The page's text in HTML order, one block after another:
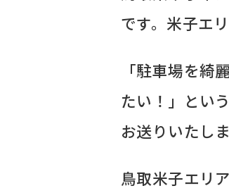
です。米子エ
「駐車場を
たい！」とい
お送りいたしま
鳥取米子エリ